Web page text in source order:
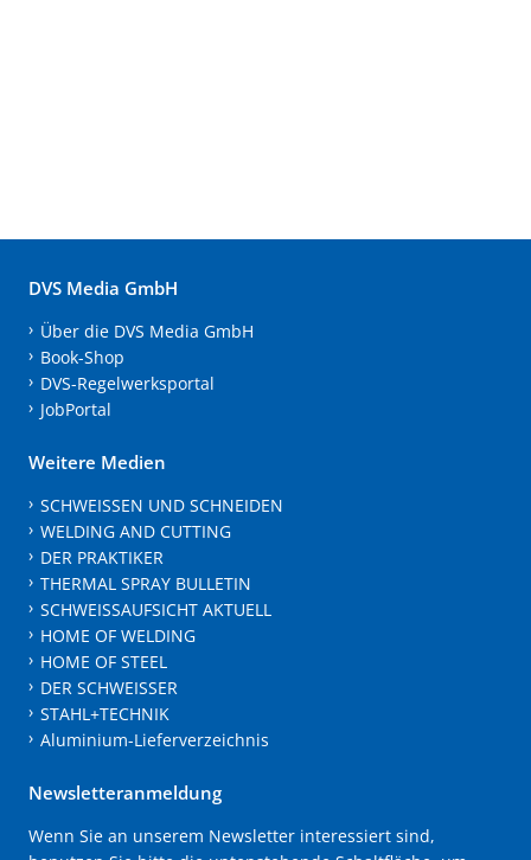
DVS Media GmbH
Über die DVS Media GmbH
Book-Shop
DVS-Regelwerksportal
JobPortal
Weitere Medien
SCHWEISSEN UND SCHNEIDEN
WELDING AND CUTTING
DER PRAKTIKER
THERMAL SPRAY BULLETIN
SCHWEISSAUFSICHT AKTUELL
HOME OF WELDING
HOME OF STEEL
DER SCHWEISSER
STAHL+TECHNIK
Aluminium-Lieferverzeichnis
Newsletteranmeldung
Wenn Sie an unserem Newsletter interessiert sind,